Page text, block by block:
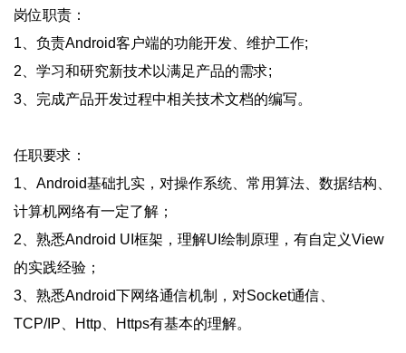
岗位职责：
1、负责Android客户端的功能开发、维护工作;
2、学习和研究新技术以满足产品的需求;
3、完成产品开发过程中相关技术文档的编写。
任职要求：
1、Android基础扎实，对操作系统、常用算法、数据结构、
计算机网络有一定了解；
2、熟悉Android UI框架，理解UI绘制原理，有自定义View
的实践经验；
3、熟悉Android下网络通信机制，对Socket通信、
TCP/IP、Http、Https有基本的理解。